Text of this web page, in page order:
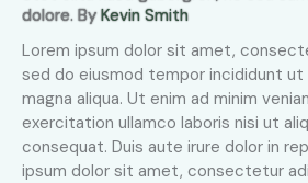
dolore. ByKevin Smith
Lorem ipsum dolor sit amet,
sed do eiusmod tempor incididunt
magna aliqua. Ut enim ad minim
exercitation ullamco laboris nisi ut
consequat. Duis aute irure dolor in
ipsum dolor sit amet, consectetur